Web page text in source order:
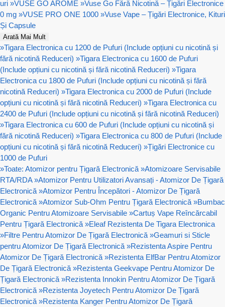
uri »VUSE GO AROME »Vuse Go Fără Nicotină – Țigări Electronice
0 mg »VUSE PRO ONE 1000 »Vuse Vape – Țigări Electronice, Kituri
Și Capsule
Arată Mai Mult
»Tigara Electronica cu 1200 de Pufuri (Include opțiuni cu nicotină și
fără nicotină Reduceri) »Tigara Electronica cu 1600 de Pufuri
(Include opțiuni cu nicotină și fără nicotină Reduceri) »Tigara
Electronica cu 1800 de Pufuri (Include opțiuni cu nicotină și fără
nicotină Reduceri) »Tigara Electronica cu 2000 de Pufuri (Include
opțiuni cu nicotină și fără nicotină Reduceri) »Tigara Electronica cu
2400 de Pufuri (Include opțiuni cu nicotină și fără nicotină Reduceri)
»Tigara Electronica cu 600 de Pufuri (Include opțiuni cu nicotină și
fără nicotină Reduceri) »Tigara Electronica cu 800 de Pufuri (Include
opțiuni cu nicotină și fără nicotină Reduceri) »Țigări Electronice cu
1000 de Pufuri
»Toate: Atomizor pentru Țigară Electronică »Atomizoare Servisabile
RTA/RDA »Atomizor Pentru Utilizatori Avansați - Atomizor De Țigară
Electronică »Atomizor Pentru Începători - Atomizor De Țigară
Electronică »Atomizor Sub-Ohm Pentru Țigară Electronică »Bumbac
Organic Pentru Atomizoare Servisabile »Cartuș Vape Reîncărcabil
Pentru Țigară Electronică »Eleaf Rezistenta De Tigara Electronica
»Filtre Pentru Atomizor De Țigară Electronică »Geamuri si Sticle
pentru Atomizor De Țigară Electronică »Rezistenta Aspire Pentru
Atomizor De Țigară Electronică »Rezistenta ElfBar Pentru Atomizor
De Țigară Electronică »Rezistenta Geekvape Pentru Atomizor De
Țigară Electronică »Rezistenta Innokin Pentru Atomizor De Țigară
Electronică »Rezistenta Joyetech Pentru Atomizor De Țigară
Electronică »Rezistenta Kanger Pentru Atomizor De Țigară